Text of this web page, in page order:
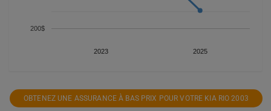
2023 2025
200$
OBTENEZ UNE ASSURANCE À BAS PRIX POUR VOTRE KIA RIO 2003